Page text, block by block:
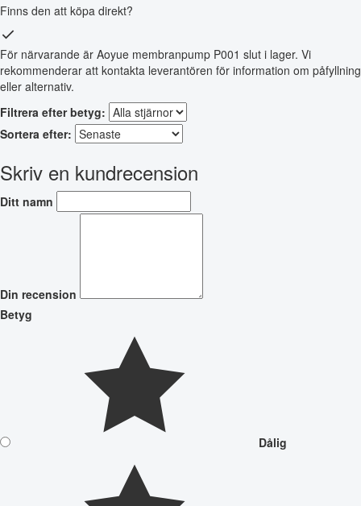
Finns den att köpa direkt?
För närvarande är Aoyue membranpump P001 slut i lager. Vi
rekommenderar att kontakta leverantören för information om påfyllning
eller alternativ.
Filtrera efter betyg:
Sortera efter:
Skriv en kundrecension
Ditt namn
Din recension
Betyg
Dålig